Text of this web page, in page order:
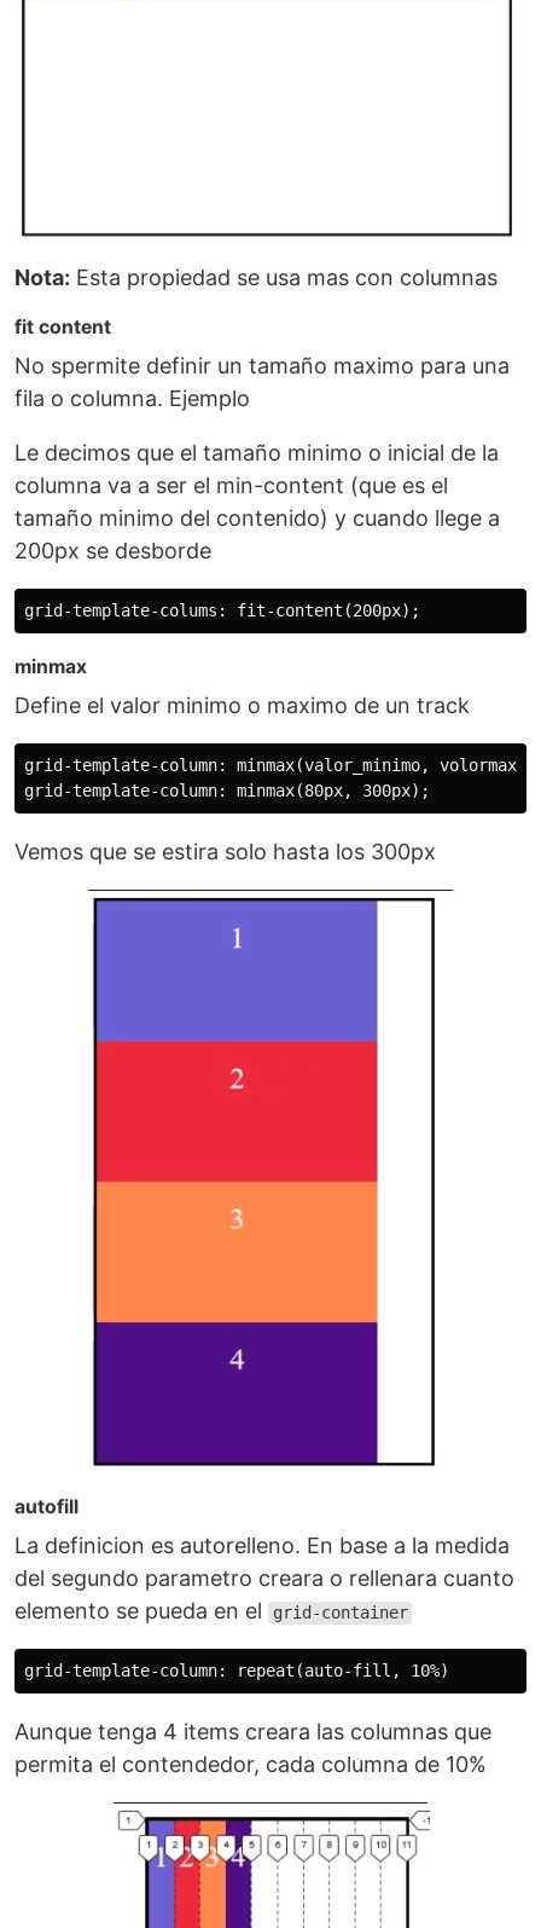
Nota: Esta propiedad se usa mas con columnas
fit content
No spermite definir un tamaño maximo para una
fila o columna. Ejemplo
Le decimos que el tamaño minimo o inicial de la
columna va a ser el min-content (que es el
tamaño minimo del contenido) y cuando llege a
200px se desborde
minmax
Define el valor minimo o maximo de un track
grid-template-column: minmax(valor_minimo,
Vemos que se estira solo hasta los 300px
autofill
La definicion es autorelleno. En base a la medida
del segundo parametro creara o rellenara cuanto
elemento se pueda en el
grid-container
Aunque tenga 4 items creara las columnas que
permita el contendedor, cada columna de 10%